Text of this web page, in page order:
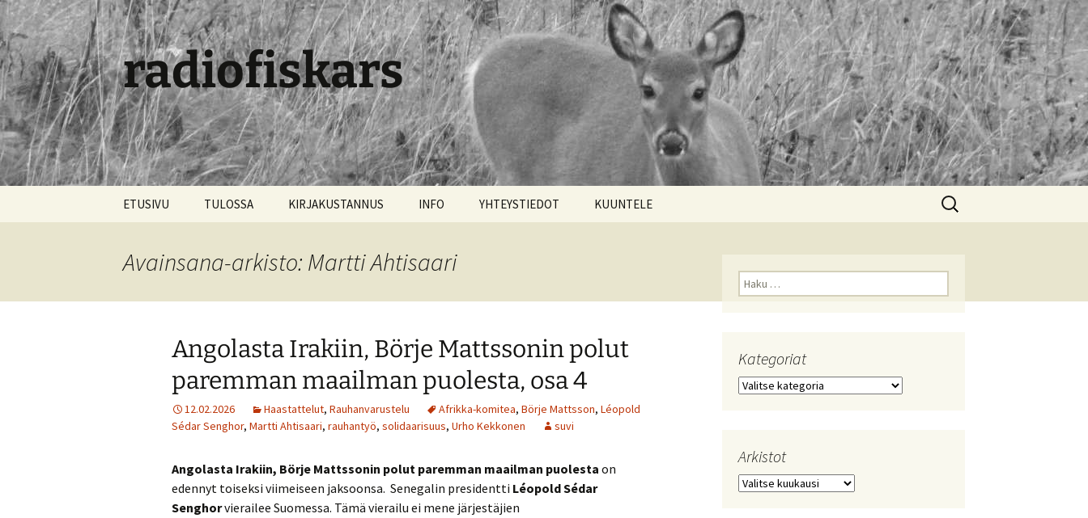
radiofiskars
ETUSIVU TULOSSA KIRJAKUSTANNUS INFO YHTEYSTIEDOT KUUNTELE
Haku:
Avainsana-arkisto: Martti Ahtisaari
Angolasta Irakiin, Börje Mattssonin polut
paremman maailman puolesta, osa 4
12.02.2026 Haastattelut, Rauhanvarustelu Afrikka-komitea, Börje Mattsson, Léopold
Sédar Senghor, Martti Ahtisaari, rauhantyö, solidaarisuus, Urho Kekkonen suvi
Angolasta Irakiin, Börje Mattssonin polut paremman maailman puolesta on
edennyt toiseksi viimeiseen jaksoonsa. Senegalin presidentti Léopold Sédar
Senghorvierailee Suomessa. Tämä vierailu ei mene järjestäjien
Haku:
Kategoriat
Kategoriat
Arkistot
Arkistot